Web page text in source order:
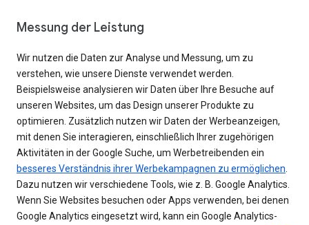
Messung der Leistung
Wir nutzen die Daten zur Analyse und Messung, um zu
verstehen, wie unsere Dienste verwendet werden.
Beispielsweise analysieren wir Daten über Ihre Besuche auf
unseren Websites, um das Design unserer Produkte zu
optimieren. Zusätzlich nutzen wir Daten der Werbeanzeigen,
mit denen Sie interagieren, einschließlich Ihrer zugehörigen
Aktivitäten in der Google Suche, um Werbetreibenden ein
besseres Verständnis ihrer Werbekampagnen zu ermöglichen
Dazu nutzen wir verschiedene Tools, wie z. B. Google Analytics.
Wenn Sie Websites besuchen oder Apps verwenden, bei denen
Google Analytics eingesetzt wird, kann ein Google Analytics-